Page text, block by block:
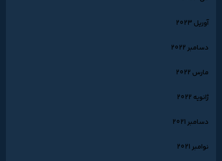
آوریل 2023
دسامبر 2022
مارس 2022
ژانویه 2022
دسامبر 2021
نوامبر 2021